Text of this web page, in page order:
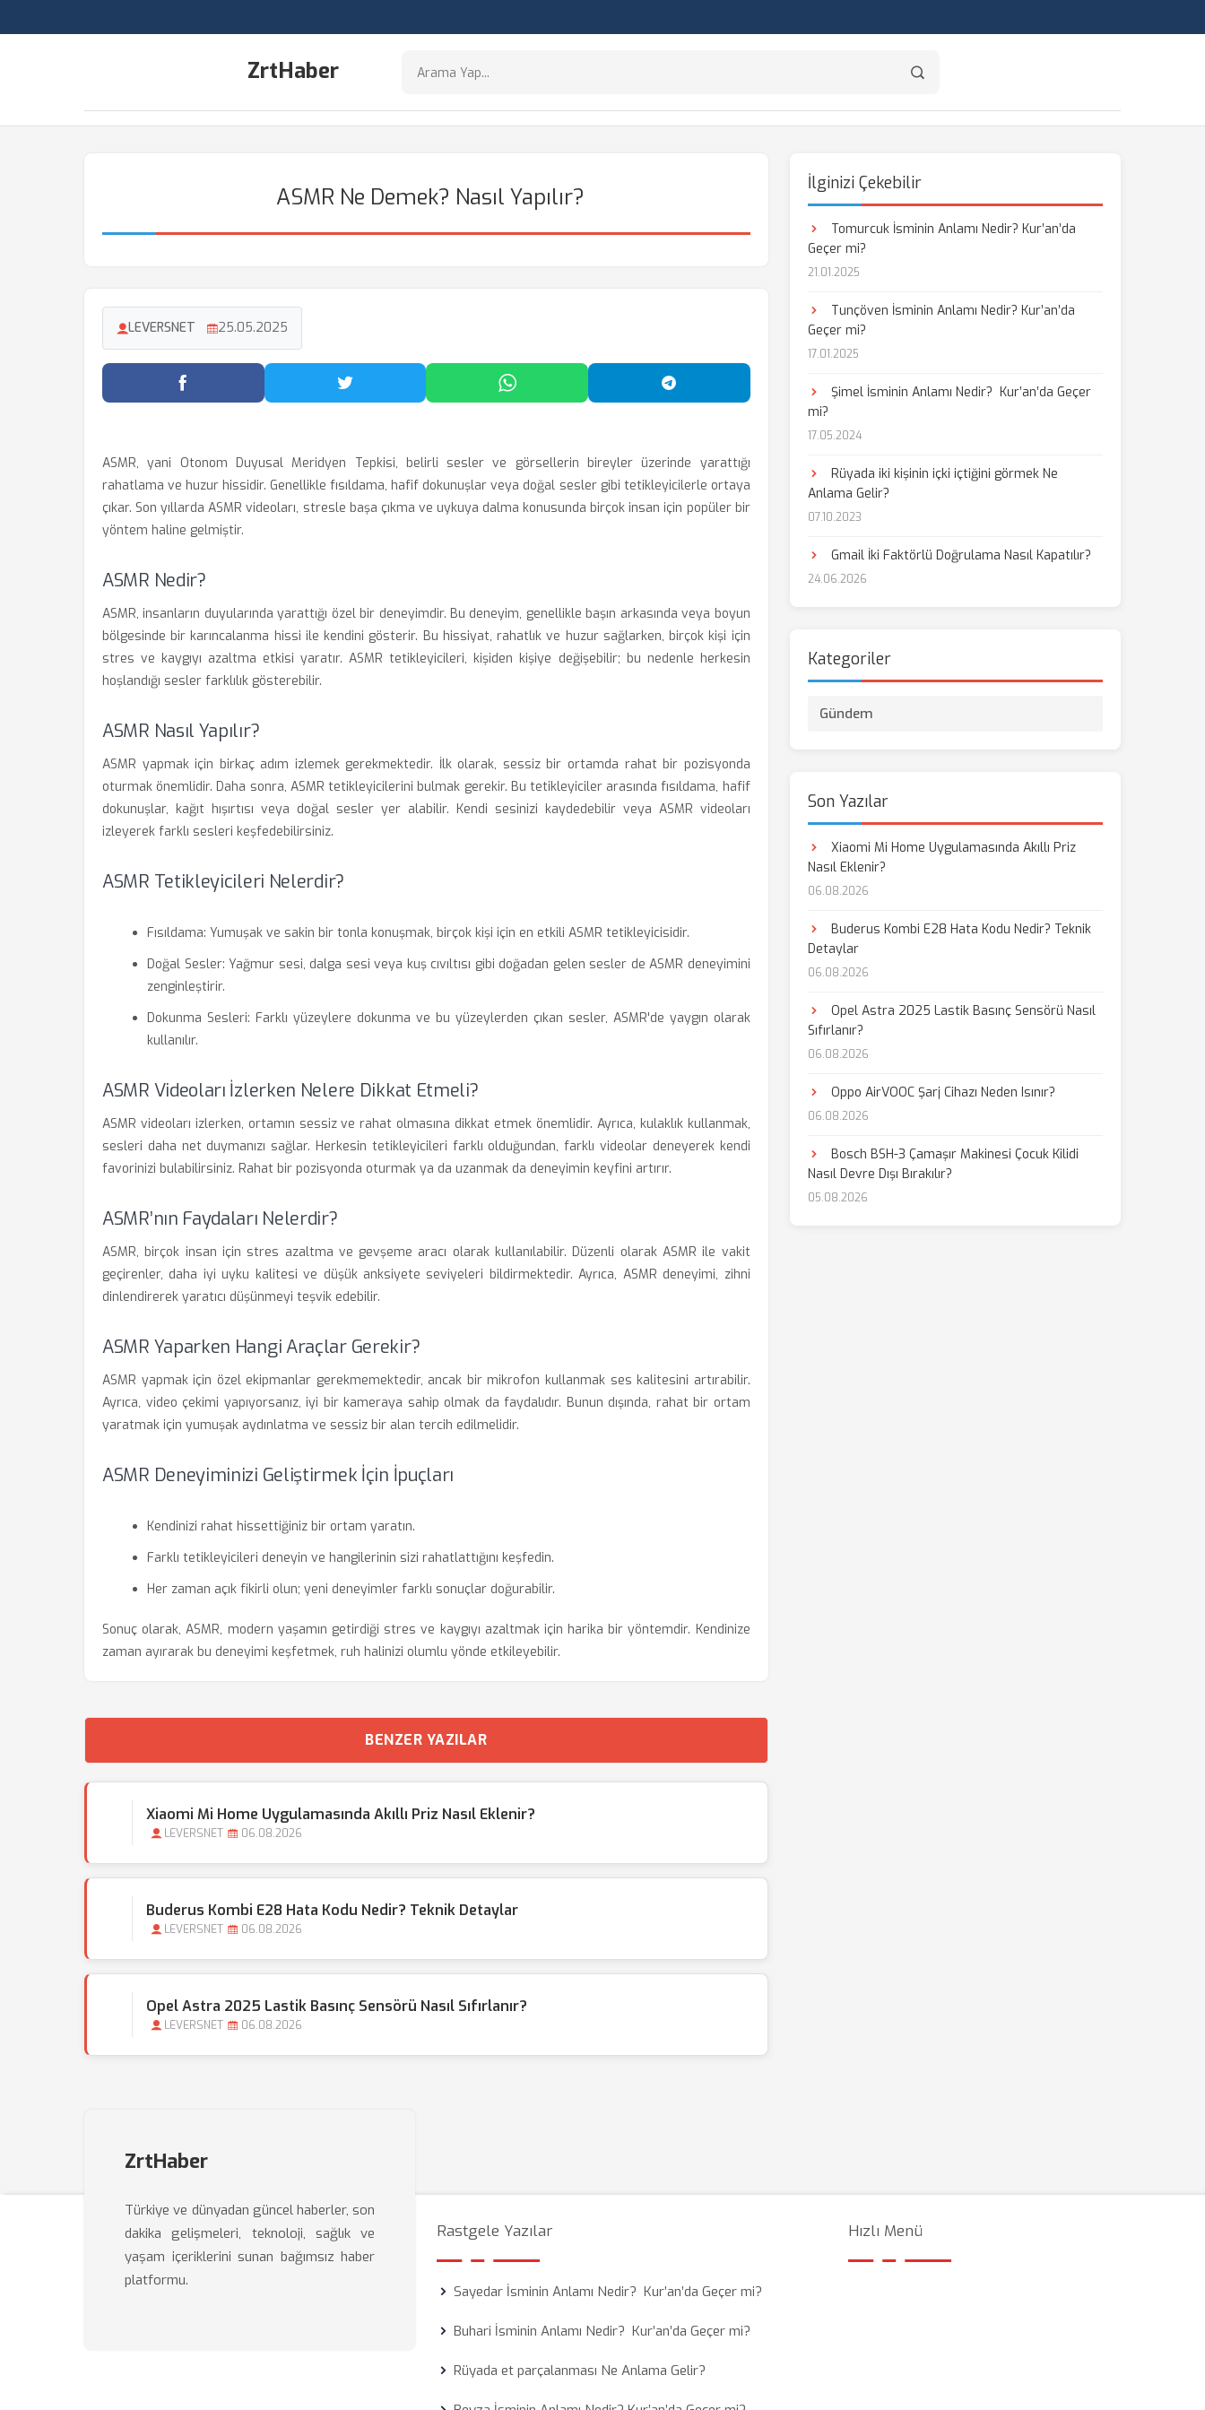
ZrtHaber
ASMR Ne Demek? Nasıl Yapılır?
LEVERSNET 25.05.2025
Facebook'ta Paylaş Twitter'da Paylaş WhatsApp'ta Paylaş Telegram'da Paylaş
ASMR, yani Otonom Duyusal Meridyen Tepkisi, belirli sesler ve görsellerin bireyler üzerinde yarattığı
rahatlama ve huzur hissidir. Genellikle fısıldama, hafif dokunuşlar veya doğal sesler gibi tetikleyicilerle ortaya
çıkar. Son yıllarda ASMR videoları, stresle başa çıkma ve uykuya dalma konusunda birçok insan için popüler bir
yöntem haline gelmiştir.
ASMR Nedir?
ASMR, insanların duyularında yarattığı özel bir deneyimdir. Bu deneyim, genellikle başın arkasında veya boyun
bölgesinde bir karıncalanma hissi ile kendini gösterir. Bu hissiyat, rahatlık ve huzur sağlarken, birçok kişi için
stres ve kaygıyı azaltma etkisi yaratır. ASMR tetikleyicileri, kişiden kişiye değişebilir; bu nedenle herkesin
hoşlandığı sesler farklılık gösterebilir.
ASMR Nasıl Yapılır?
ASMR yapmak için birkaç adım izlemek gerekmektedir. İlk olarak, sessiz bir ortamda rahat bir pozisyonda
oturmak önemlidir. Daha sonra, ASMR tetikleyicilerini bulmak gerekir. Bu tetikleyiciler arasında fısıldama, hafif
dokunuşlar, kağıt hışırtısı veya doğal sesler yer alabilir. Kendi sesinizi kaydedebilir veya ASMR videoları
izleyerek farklı sesleri keşfedebilirsiniz.
ASMR Tetikleyicileri Nelerdir?
Fısıldama: Yumuşak ve sakin bir tonla konuşmak, birçok kişi için en etkili ASMR tetikleyicisidir.
Doğal Sesler: Yağmur sesi, dalga sesi veya kuş cıvıltısı gibi doğadan gelen sesler de ASMR deneyimini
zenginleştirir.
Dokunma Sesleri: Farklı yüzeylere dokunma ve bu yüzeylerden çıkan sesler, ASMR'de yaygın olarak
kullanılır.
ASMR Videoları İzlerken Nelere Dikkat Etmeli?
ASMR videoları izlerken, ortamın sessiz ve rahat olmasına dikkat etmek önemlidir. Ayrıca, kulaklık kullanmak,
sesleri daha net duymanızı sağlar. Herkesin tetikleyicileri farklı olduğundan, farklı videolar deneyerek kendi
favorinizi bulabilirsiniz. Rahat bir pozisyonda oturmak ya da uzanmak da deneyimin keyfini artırır.
ASMR’nın Faydaları Nelerdir?
ASMR, birçok insan için stres azaltma ve gevşeme aracı olarak kullanılabilir. Düzenli olarak ASMR ile vakit
geçirenler, daha iyi uyku kalitesi ve düşük anksiyete seviyeleri bildirmektedir. Ayrıca, ASMR deneyimi, zihni
dinlendirerek yaratıcı düşünmeyi teşvik edebilir.
ASMR Yaparken Hangi Araçlar Gerekir?
ASMR yapmak için özel ekipmanlar gerekmemektedir, ancak bir mikrofon kullanmak ses kalitesini artırabilir.
Ayrıca, video çekimi yapıyorsanız, iyi bir kameraya sahip olmak da faydalıdır. Bunun dışında, rahat bir ortam
yaratmak için yumuşak aydınlatma ve sessiz bir alan tercih edilmelidir.
ASMR Deneyiminizi Geliştirmek İçin İpuçları
Kendinizi rahat hissettiğiniz bir ortam yaratın.
Farklı tetikleyicileri deneyin ve hangilerinin sizi rahatlattığını keşfedin.
Her zaman açık fikirli olun; yeni deneyimler farklı sonuçlar doğurabilir.
Sonuç olarak, ASMR, modern yaşamın getirdiği stres ve kaygıyı azaltmak için harika bir yöntemdir. Kendinize
zaman ayırarak bu deneyimi keşfetmek, ruh halinizi olumlu yönde etkileyebilir.
BENZER YAZILAR
Xiaomi Mi Home Uygulamasında Akıllı Priz Nasıl Eklenir?
LEVERSNET 06.08.2026
Buderus Kombi E28 Hata Kodu Nedir? Teknik Detaylar
LEVERSNET 06.08.2026
Opel Astra 2025 Lastik Basınç Sensörü Nasıl Sıfırlanır?
LEVERSNET 06.08.2026
İlginizi Çekebilir
Tomurcuk İsminin Anlamı Nedir? Kur’an’da
Geçer mi?
21.01.2025
Tunçöven İsminin Anlamı Nedir? Kur’an’da
Geçer mi?
17.01.2025
Şimel İsminin Anlamı Nedir? Kur’an’da Geçer
mi?
17.05.2024
Rüyada iki kişinin içki içtiğini görmek Ne
Anlama Gelir?
07.10.2023
Gmail İki Faktörlü Doğrulama Nasıl Kapatılır?
24.06.2026
Kategoriler
Gündem
Son Yazılar
Xiaomi Mi Home Uygulamasında Akıllı Priz
Nasıl Eklenir?
06.08.2026
Buderus Kombi E28 Hata Kodu Nedir? Teknik
Detaylar
06.08.2026
Opel Astra 2025 Lastik Basınç Sensörü Nasıl
Sıfırlanır?
06.08.2026
Oppo AirVOOC Şarj Cihazı Neden Isınır?
06.08.2026
Bosch BSH-3 Çamaşır Makinesi Çocuk Kilidi
Nasıl Devre Dışı Bırakılır?
05.08.2026
ZrtHaber
Türkiye ve dünyadan güncel haberler, son
dakika gelişmeleri, teknoloji, sağlık ve
yaşam içeriklerini sunan bağımsız haber
platformu.
Rastgele Yazılar
Sayedar İsminin Anlamı Nedir? Kur’an’da Geçer mi?
Buhari İsminin Anlamı Nedir? Kur’an’da Geçer mi?
Rüyada et parçalanması Ne Anlama Gelir?
Hızlı Menü